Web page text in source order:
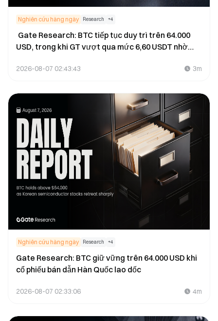
Nghiên cứu hàng ngày Research +4
Gate Research: BTC tiếp tục duy trì trên 64.000
USD, trong khi GT vượt qua mức 6,60 USDT nhờ
2026-08-07 02:43:43 3m
Nghiên cứu hàng ngày Research +4
Gate Research: BTC giữ vững trên 64.000 USD khi
cổ phiếu bán dẫn Hàn Quốc lao dốc
2026-08-07 02:33:06 4m